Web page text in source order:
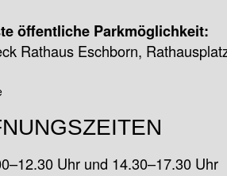
öffentliche Parkmöglichkeit:
Rathaus Eschborn,
Uhr und 14.30–17.30 Uhr